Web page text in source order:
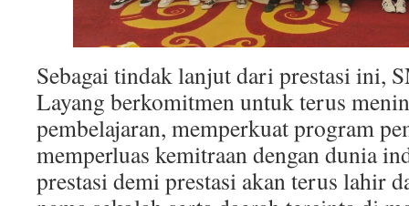
Sebagai tindak lanjut dari prestasi ini,
Layang berkomitmen untuk terus
pembelajaran, memperkuat program
memperluas kemitraan dengan dunia
prestasi demi prestasi akan terus lahir